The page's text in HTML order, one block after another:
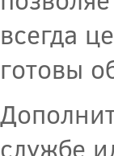
всегда
готовы
службе